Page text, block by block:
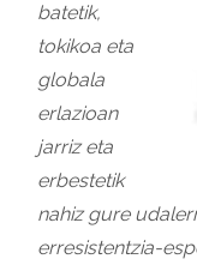
batetik,
tokikoa eta
globala
erlazioan
jarriz eta
erbestetik
nahiz gure
erresistentzia-